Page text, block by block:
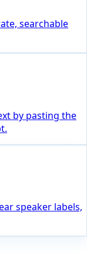
searchable
by pasting the
speaker labels,